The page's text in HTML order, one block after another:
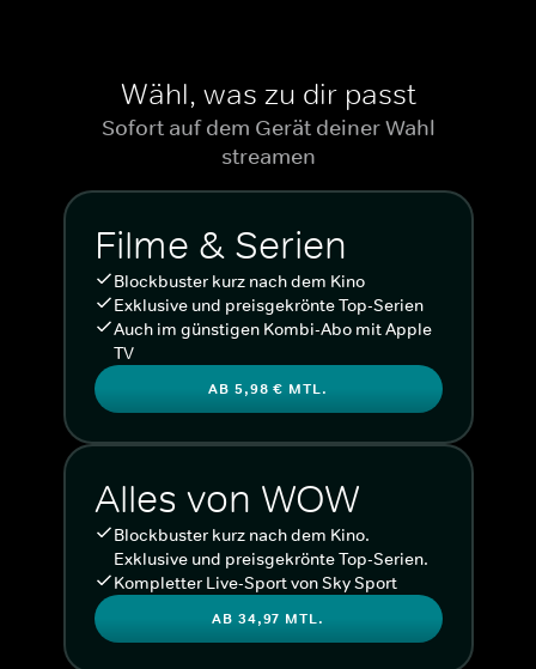
Wähl, was zu dir passt
Sofort auf dem Gerät deiner Wahl
streamen
Filme & Serien
Blockbuster kurz nach dem Kino
Exklusive und preisgekrönte Top-Serien
Auch im günstigen Kombi-Abo mit Apple
TV
AB 5,98 € MTL.
Alles von WOW
Blockbuster kurz nach dem Kino.
Exklusive und preisgekrönte Top-Serien.
Kompletter Live-Sport von Sky Sport
AB 34,97 MTL.